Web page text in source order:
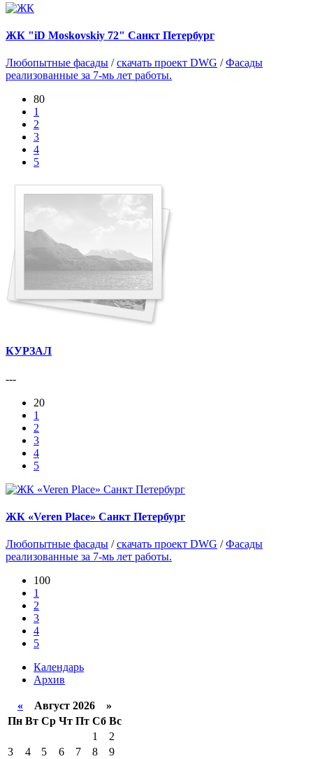
ЖК "iD Moskovskiy 72" Санкт Петербург
Любопытные фасады /скачать проект DWG /Фасады
реализованные за 7-мь лет работы.
80
1
2
3
4
5
КУРЗАЛ
---
20
1
2
3
4
5
ЖК «Veren Place» Санкт Петербург
Любопытные фасады /скачать проект DWG /Фасады
реализованные за 7-мь лет работы.
100
1
2
3
4
5
Календарь
Архив
« Август 2026 »
Пн Вт Ср Чт Пт Сб Вс
1
2
3
4 5 6 7 8
9